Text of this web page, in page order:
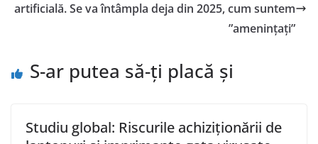
artificială. Se va întâmpla deja din 2025, cum suntem
”amenințați”
S-ar putea să-ți placă și
Studiu global: Riscurile achiziționării de